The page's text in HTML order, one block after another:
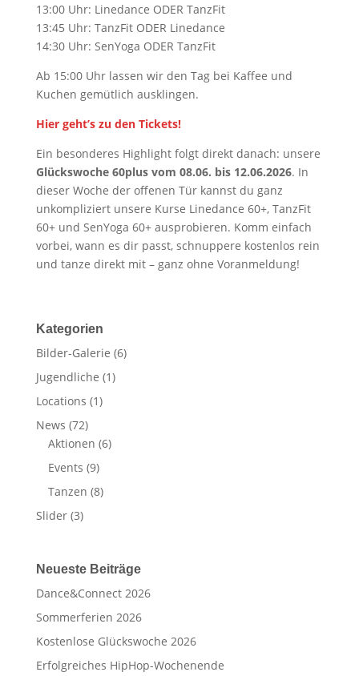
13:00 Uhr: Linedance ODER TanzFit
13:45 Uhr: TanzFit ODER Linedance
14:30 Uhr: SenYoga ODER TanzFit
Ab 15:00 Uhr lassen wir den Tag bei Kaffee und
Kuchen gemütlich ausklingen.
Hier geht’s zu den Tickets!
Ein besonderes Highlight folgt direkt danach: unsere
Glückswoche 60plus vom 08.06. bis 12.06.2026. In
dieser Woche der offenen Tür kannst du ganz
unkompliziert unsere Kurse Linedance 60+, TanzFit
60+ und SenYoga 60+ ausprobieren. Komm einfach
vorbei, wann es dir passt, schnuppere kostenlos rein
und tanze direkt mit – ganz ohne Voranmeldung!
Kategorien
Bilder-Galerie (6)
Jugendliche (1)
Locations (1)
News (72)
Aktionen (6)
Events (9)
Tanzen (8)
Slider(3)
Neueste Beiträge
Dance&Connect 2026
Sommerferien 2026
Kostenlose Glückswoche 2026
Erfolgreiches HipHop-Wochenende